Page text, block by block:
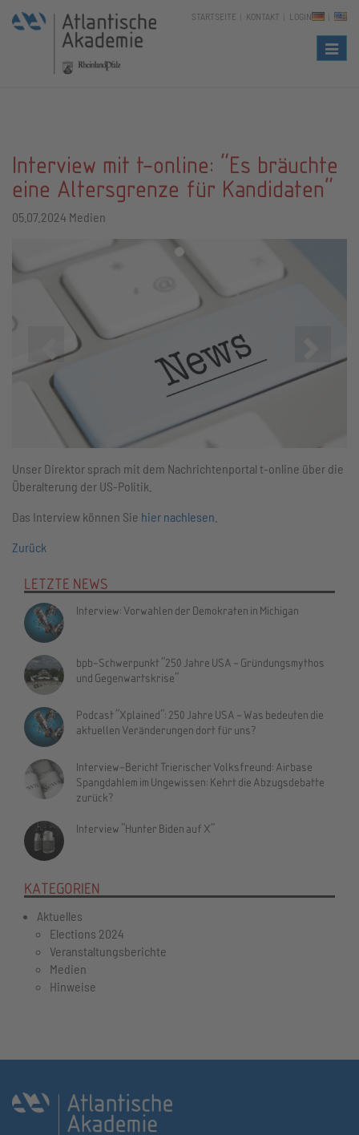
STARTSEITE KONTAKT LOGIN
Interview mit t-online: "Es bräuchte
eine Altersgrenze für Kandidaten"
05.07.2024 Medien
Zurück
Unser Direktor sprach mit dem Nachrichtenportal t-online über die
Überalterung der US-Politik.
Das Interview können Sie hier nachlesen
Zurück
LETZTE NEWS
Interview: Vorwahlen der Demokraten in Michigan
bpb-Schwerpunkt "250 Jahre USA – Gründungsmythos
und Gegenwartskrise"
Podcast "Xplained": 250 Jahre USA – Was bedeuten die
aktuellen Veränderungen dort für uns?
Interview-Bericht Trierischer Volksfreund: Airbase
Spangdahlem im Ungewissen: Kehrt die Abzugsdebatte
zurück?
Interview "Hunter Biden auf X"
KATEGORIEN
Aktuelles
Elections 2024
Veranstaltungsberichte
Medien
Hinweise